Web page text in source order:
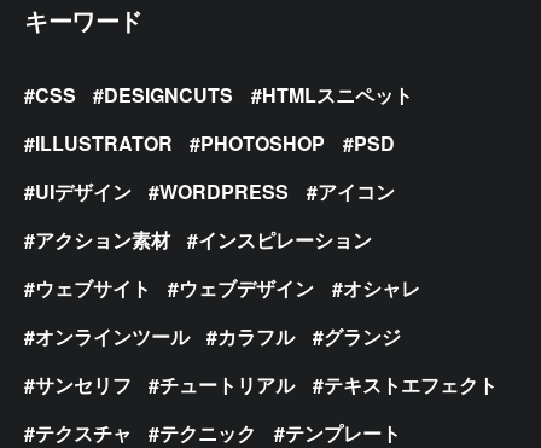
キーワード
CSS DESIGNCUTS
HTMLスニペット
ILLUSTRATOR
PHOTOSHOP
PSD
UIデザイン
WORDPRESS
アイコン
アクション素材
インスピレーション
ウェブサイト
ウェブデザイン
オシャレ
オンラインツール
カラフル
グランジ
サンセリフ
チュートリアル
テキストエフェクト
テクスチャ
テクニック
テンプレート